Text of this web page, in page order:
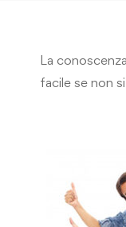
La
facile se non